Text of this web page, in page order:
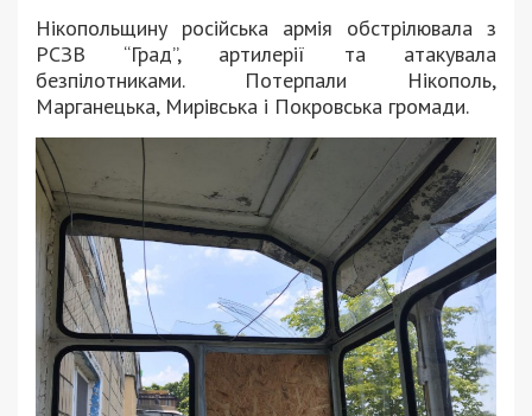
Нікопольщину російська армія обстрілювала з
РСЗВ “Град”, артилерії та атакувала
безпілотниками. Потерпали Нікополь,
Марганецька, Мирівська і Покровська громади.